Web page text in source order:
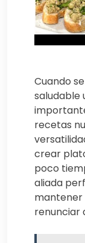
Cuando
saludable
recetas
crear
poco
aliada
mantener
renunciar